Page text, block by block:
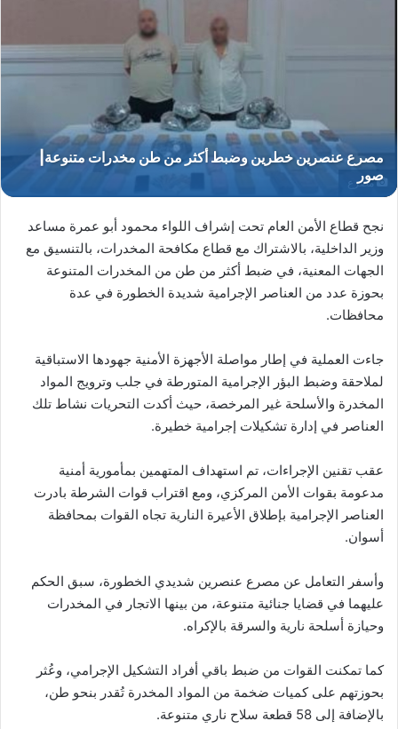
مصرع
نجح قطاع الأمن العام تحت إشراف اللواء محمود أبو عمرة مساعد
وزير الداخلية، بالاشتراك مع قطاع مكافحة المخدرات، بالتنسيق مع
الجهات المعنية، في ضبط أكثر من طن من المخدرات المتنوعة
بحوزة عدد من العناصر الإجرامية شديدة الخطورة في عدة
محافظات.
جاءت العملية في إطار مواصلة الأجهزة الأمنية جهودها الاستباقية
لملاحقة وضبط البؤر الإجرامية المتورطة في جلب وترويج المواد
المخدرة والأسلحة غير المرخصة، حيث أكدت التحريات نشاط تلك
العناصر في إدارة تشكيلات إجرامية خطيرة.
عقب تقنين الإجراءات، تم استهداف المتهمين بمأمورية أمنية
مدعومة بقوات الأمن المركزي، ومع اقتراب قوات الشرطة بادرت
العناصر الإجرامية بإطلاق الأعيرة النارية تجاه القوات بمحافظة
أسوان.
وأسفر التعامل عن مصرع عنصرين شديدي الخطورة، سبق الحكم
عليهما في قضايا جنائية متنوعة، من بينها الاتجار في المخدرات
وحيازة أسلحة نارية والسرقة بالإكراه.
كما تمكنت القوات من ضبط باقي أفراد التشكيل الإجرامي، وعُثر
بحوزتهم على كميات ضخمة من المواد المخدرة تُقدر بنحو طن،
بالإضافة إلى 58 قطعة سلاح ناري متنوعة.